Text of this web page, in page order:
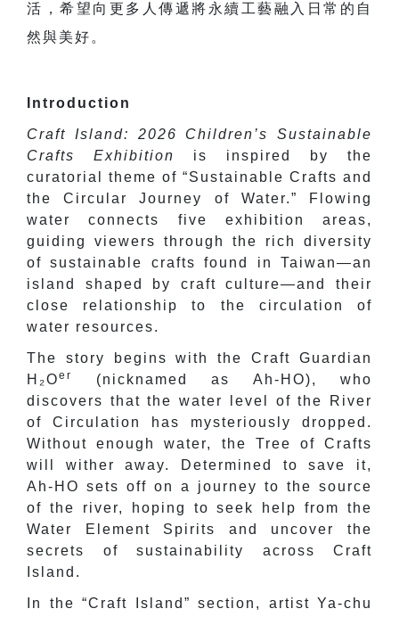
活，希望向更多人傳遞將永續工藝融入日常的自
然與美好。
Introduction
Craft Island: 2026 Children’s Sustainable
Crafts Exhibition
is inspired by the
curatorial theme of “Sustainable Crafts and
the Circular Journey of Water.” Flowing
water connects five exhibition areas,
guiding viewers through the rich diversity
of sustainable crafts found in Taiwan—an
island shaped by craft culture—and their
close relationship to the circulation of
water resources.
The story begins with
the Craft Guardian
H ₂Oer
(nicknamed as Ah-HO), who
discovers that the water level of the River
of Circulation has mysteriously dropped.
Without enough water, the Tree of Crafts
will wither away. Determined to save it,
Ah-HO sets off on a journey to the source
of the river, hoping to seek help from the
Water Element Spirits and uncover the
secrets of sustainability across Craft
Island.
In the “Craft Island” section, artist Ya-chu